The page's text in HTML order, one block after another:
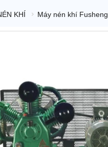
KHÍ Máy nén khí Fusheng